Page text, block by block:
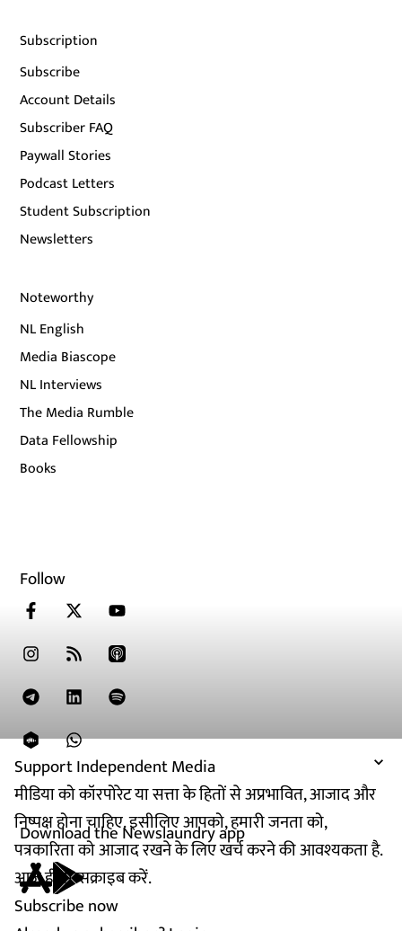
Support Independent Media
मीडिया को कॉरपोरेट या सत्ता के हितों से अप्रभावित, आजाद और
निष्पक्ष होना चाहिए. इसीलिए आपको, हमारी जनता को,
पत्रकारिता को आजाद रखने के लिए खर्च करने की आवश्यकता है.
आज ही सब्सक्राइब करें.
Subscribe now
Subscription
Subscribe
Account Details
Subscriber FAQ
Paywall Stories
Podcast Letters
Student Subscription
Newsletters
Noteworthy
NL English
Media Biascope
NL Interviews
The Media Rumble
Data Fellowship
Books
Follow
Download the Newslaundry app